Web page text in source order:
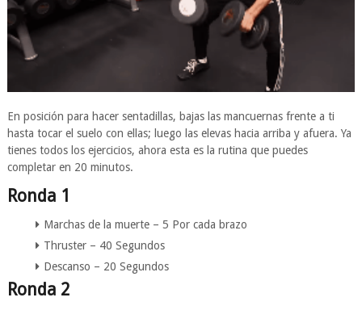
En posición para hacer sentadillas, bajas las mancuernas frente a ti
hasta tocar el suelo con ellas; luego las elevas hacia arriba y afuera. Ya
tienes todos los ejercicios, ahora esta es la rutina que puedes
completar en 20 minutos.
Ronda 1
Marchas de la muerte – 5 Por cada brazo
Thruster – 40 Segundos
Descanso – 20 Segundos
Ronda 2